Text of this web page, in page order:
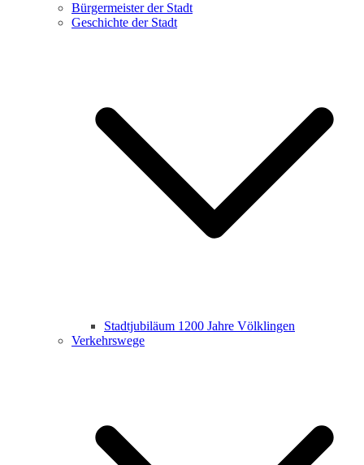
Bürgermeister der Stadt
Geschichte der Stadt
Stadtjubiläum 1200 Jahre Völklingen
Verkehrswege